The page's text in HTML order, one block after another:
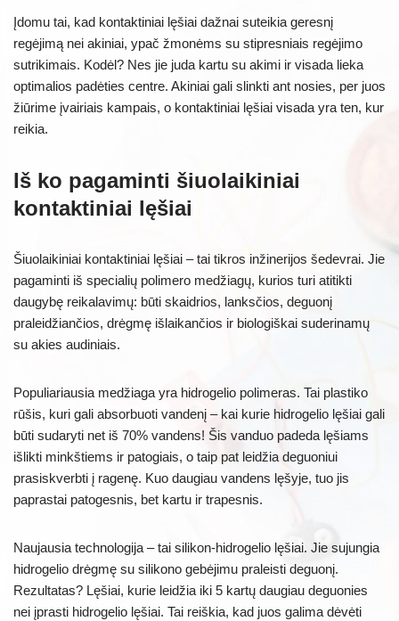
Įdomu tai, kad kontaktiniai lęšiai dažnai suteikia geresnį
regėjimą nei akiniai, ypač žmonėms su stipresniais regėjimo
sutrikimais. Kodėl? Nes jie juda kartu su akimi ir visada lieka
optimalios padėties centre. Akiniai gali slinkti ant nosies, per juos
žiūrime įvairiais kampais, o kontaktiniai lęšiai visada yra ten, kur
reikia.
Iš ko pagaminti šiuolaikiniai
kontaktiniai lęšiai
Šiuolaikiniai kontaktiniai lęšiai – tai tikros inžinerijos šedevrai. Jie
pagaminti iš specialių polimero medžiagų, kurios turi atitikti
daugybę reikalavimų: būti skaidrios, lanksčios, deguonį
praleidžiančios, drėgmę išlaikančios ir biologiškai suderinamų
su akies audiniais.
Populiariausia medžiaga yra hidrogelio polimeras. Tai plastiko
rūšis, kuri gali absorbuoti vandenį – kai kurie hidrogelio lęšiai gali
būti sudaryti net iš 70% vandens! Šis vanduo padeda lęšiams
išlikti minkštiems ir patogiais, o taip pat leidžia deguoniui
prasiskverbti į ragenę. Kuo daugiau vandens lęšyje, tuo jis
paprastai patogesnis, bet kartu ir trapesnis.
Naujausia technologija – tai silikon-hidrogelio lęšiai. Jie sujungia
hidrogelio drėgmę su silikono gebėjimu praleisti deguonį.
Rezultatas? Lęšiai, kurie leidžia iki 5 kartų daugiau deguonies
nei įprasti hidrogelio lęšiai. Tai reiškia, kad juos galima dėvėti